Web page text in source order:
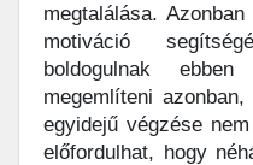
megtalálása.
motiváció
boldogulnak
megemlíteni
egyidejű végzése
előfordulhat, hogy